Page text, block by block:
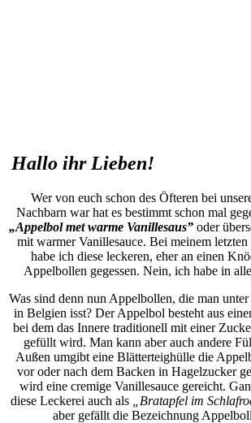
Hallo ihr Lieben!
Wer von euch schon des Öfteren bei
Nachbarn war hat es bestimmt schon mal
„Appelbol met warme Vanillesaus”oder
mit warmer Vanillesauce. Bei meinem
habe ich diese leckeren, eher an einen
Appelbollen gegessen. Nein, ich habe in
Was sind denn nun Appelbollen, die man unter
in Belgien isst? Der Appelbol besteht aus
bei dem das Innere traditionell mit einer
gefüllt wird. Man kann aber auch andere
Außen umgibt eine Blätterteighülle die
vor oder nach dem Backen in Hagelzucker
wird eine cremige Vanillesauce gereicht.
diese Leckerei auch als
„Bratapfel im
aber gefällt die Bezeichnung